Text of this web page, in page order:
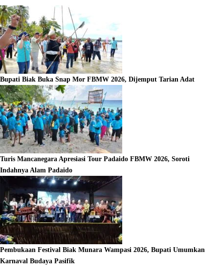
Bupati Biak Buka Snap Mor FBMW 2026, Dijemput Tarian Adat
Turis Mancanegara Apresiasi Tour Padaido FBMW 2026, Soroti
Indahnya Alam Padaido
Pembukaan Festival Biak Munara Wampasi 2026, Bupati Umumkan
Karnaval Budaya Pasifik